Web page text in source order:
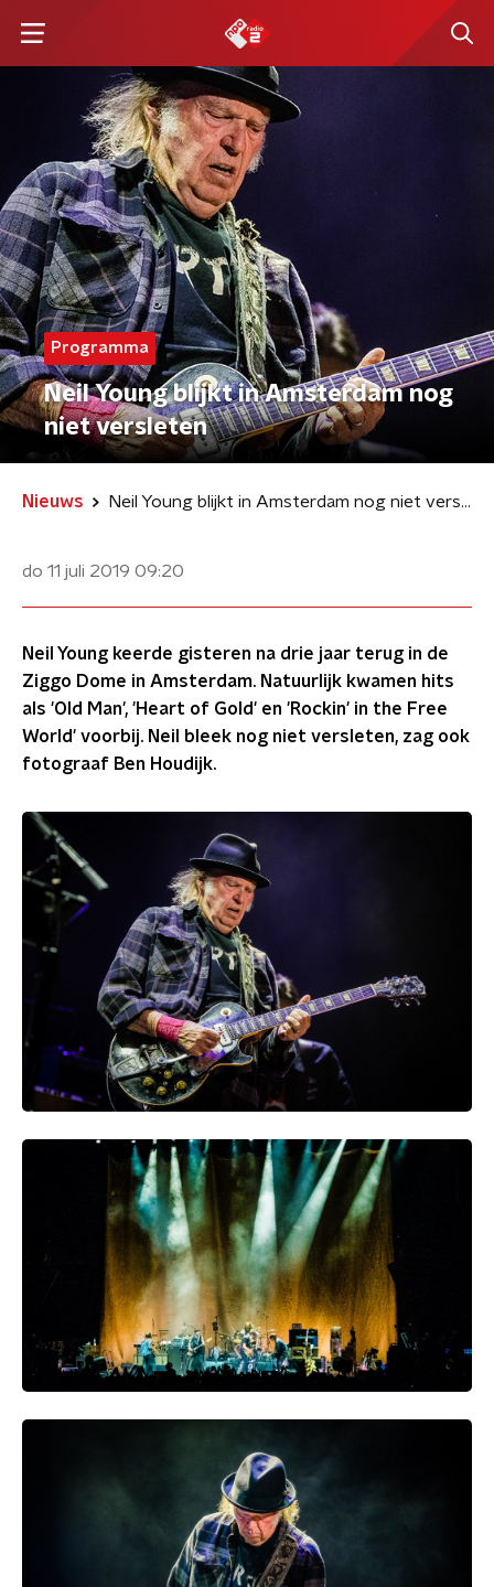
Programma
Neil Young blijkt in Amsterdam nog
niet versleten
Nieuws Neil Young blijkt in Amsterdam nog niet versleten
do 11 juli 2019 09:20
Neil Young keerde gisteren na drie jaar terug in de
Ziggo Dome in Amsterdam. Natuurlijk kwamen hits
als 'Old Man', 'Heart of Gold' en 'Rockin' in the Free
World' voorbij. Neil bleek nog niet versleten, zag ook
fotograaf Ben Houdijk.